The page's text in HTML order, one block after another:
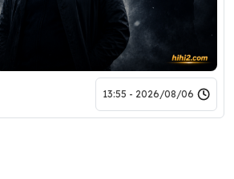
2026/08/06 - 13:55